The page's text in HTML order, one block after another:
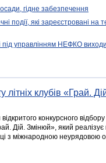
гідне забезпечення
події, які зареєстровані на
під управлінням НЕФКО
літніх клубів «Грай.
конкурсного
Дій. Змінюй», який
з міжнародною неурядовою